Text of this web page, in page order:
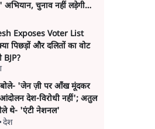
चुनाव नहीं लड़ेगी
Exposes Voter List
पिछड़ों और दलितों का वोट
BJP?
'जेन ज़ी पर आँख मूंदकर
देश-विरोधी नहीं'; अतुल
थे- 'एंटी नेशनल'
•देश